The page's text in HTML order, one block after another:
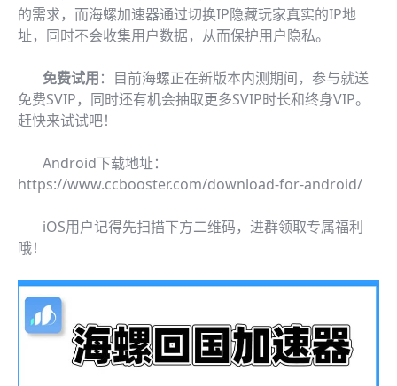
的需求，而海螺加速器通过切换IP隐藏玩家真实的IP地
址，同时不会收集用户数据，从而保护用户隐私。
免费试用：目前海螺正在新版本内测期间，参与就送
免费SVIP，同时还有机会抽取更多SVIP时长和终身VIP。
赶快来试试吧！
Android下载地址：
https://www.ccbooster.com/download-for-android/
iOS用户记得先扫描下方二维码，进群领取专属福利
哦！